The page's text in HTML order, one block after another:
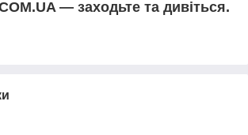
— заходьте та дивіться.